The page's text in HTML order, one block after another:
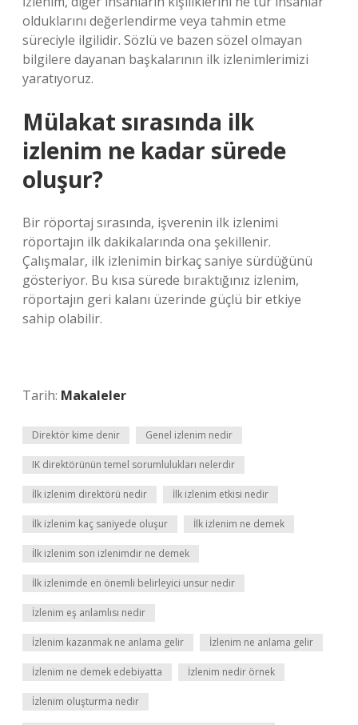
olduklarını değerlendirme veya tahmin etme
süreciyle ilgilidir. Sözlü ve bazen sözel olmayan
bilgilere dayanan başkalarının ilk izlenimlerimizi
yaratıyoruz.
Mülakat sırasında ilk
izlenim ne kadar sürede
oluşur?
Bir röportaj sırasında, işverenin ilk izlenimi
röportajın ilk dakikalarında ona şekillenir.
Çalışmalar, ilk izlenimin birkaç saniye sürdüğünü
gösteriyor. Bu kısa sürede bıraktığınız izlenim,
röportajın geri kalanı üzerinde güçlü bir etkiye
sahip olabilir.
Tarih: Makaleler
Direktör kime denir Genel izlenim nedir
IK direktörünün temel sorumlulukları nelerdir
İlk izlenim direktörü nedir İlk izlenim etkisi nedir
İlk izlenim kaç saniyede oluşur İlk izlenim ne demek
İlk izlenim son izlenimdir ne demek
İlk izlenimde en önemli belirleyici unsur nedir
İzlenim eş anlamlısı nedir
İzlenim kazanmak ne anlama gelir İzlenim ne anlama gelir
İzlenim ne demek edebiyatta İzlenim nedir örnek
İzlenim oluşturma nedir